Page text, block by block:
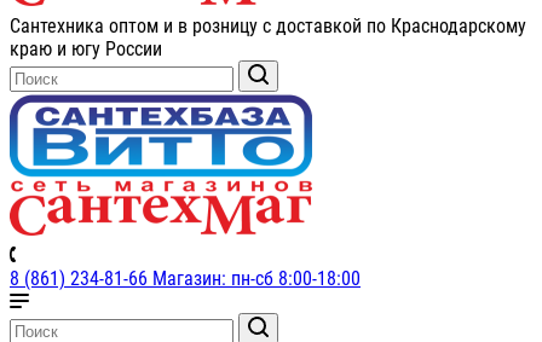
Сантехника оптом и в розницу с доставкой по Краснодарскому
краю и югу России
8 (861) 234-81-66 Магазин: пн-сб 8:00-18:00